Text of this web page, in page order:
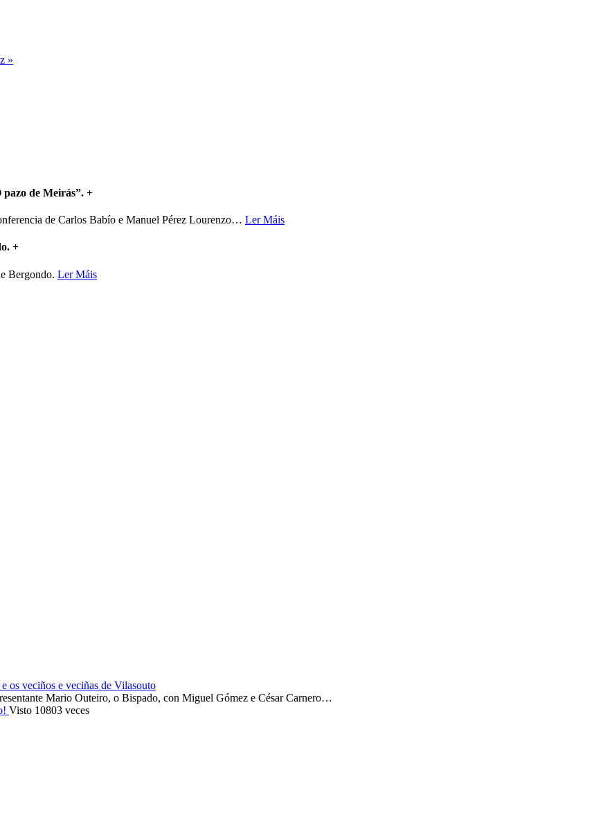
»
de Meirás”. +
de Carlos Babío e Manuel Pérez Lourenzo… Ler Máis
+
Bergondo. Ler Máis
os veciños e veciñas de Vilasouto
Mario Outeiro, o Bispado, con Miguel Gómez e César Carnero…
Visto 10803 veces